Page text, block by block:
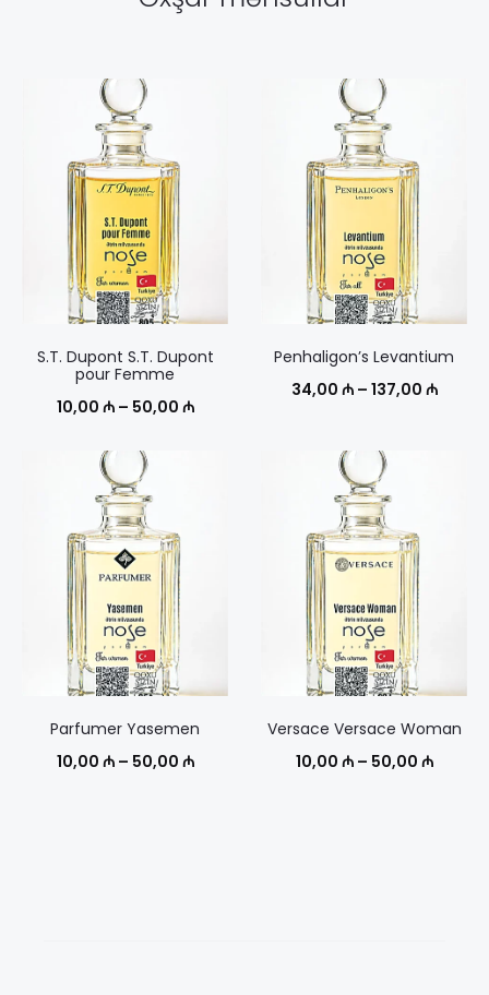
S.T. Dupont S.T. Dupont
pour Femme
10,00 ₼ – 50,00 ₼Диапазон
Penhaligon’s Levantium
34,00 ₼ – 137,00 ₼
Parfumer Yasemen
10,00 ₼ – 50,00 ₼Диапазон
Versace Versace Woman
10,00 ₼ – 50,00 ₼